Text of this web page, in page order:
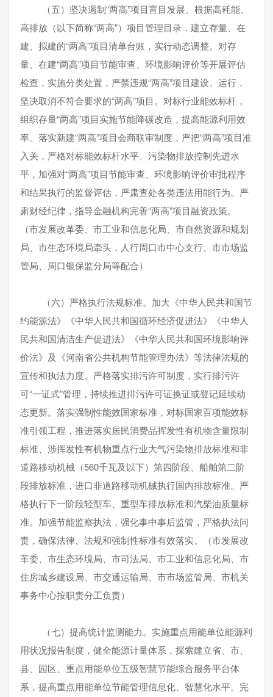
（五）坚决遏制“两高”项目盲目发展。根据高耗能、
高排放（以下简称“两高”）项目管理目录，建立存量、在
建、拟建的“两高”项目清单台账，实行动态调整。对存
量、在建“两高”项目节能审查、环境影响评价等开展评估
检查，实施分类处置，严禁违规“两高”项目建设、运行，
坚决取消不符合要求的“两高”项目。对标行业能效标杆，
组织存量“两高”项目实施节能降碳改造，提高能源利用效
率。落实新建“两高”项目会商联审制度，严把“两高”项目准
入关，严格对标能效标杆水平、污染物排放控制先进水
平，加强对“两高”项目节能审查、环境影响评价审批程序
和结果执行的监督评估，严肃查处各类违法用能行为。严
肃财经纪律，指导金融机构完善“两高”项目融资政策。
（市发展改革委、市工业和信息化局、市自然资源和规划
局、市生态环境局牵头，人行周口市中心支行、市市场监
管局、周口银保监分局等配合）
（六）严格执行法规标准。加大《中华人民共和国节
约能源法》《中华人民共和国循环经济促进法》《中华人
民共和国清洁生产促进法》《中华人民共和国环境影响评
价法》及《河南省公共机构节能管理办法》等法律法规的
宣传和执法力度。严格落实排污许可制度，实行排污许
可“一证式”管理，持续推进排污许可证换证或登记延续动
态更新。落实强制性能效国家标准，对标国家百项能效标
准引领工程，推进落实居民消费品挥发性有机物含量限制
标准、涉挥发性有机物重点行业大气污染物排放标准和非
道路移动机械（560千瓦及以下）第四阶段、船舶第二阶
段排放标准，进口非道路移动机械执行国内排放标准。严
格执行下一阶段轻型车、重型车排放标准和汽柴油质量标
准。加强节能监察执法，强化事中事后监管，严格执法问
责，确保法律、法规和强制性标准有效落实。（市发展改
革委、市生态环境局、市司法局、市工业和信息化局、市
住房城乡建设局、市交通运输局、市市场监管局、市机关
事务中心按职责分工负责）
（七）提高统计监测能力。实施重点用能单位能源利
用状况报告制度，健全能源计量体系，探索建立省、市、
县、园区、重点用能单位五级智慧节能综合服务平台体
系，提高重点用能单位节能管理信息化、智慧化水平。完